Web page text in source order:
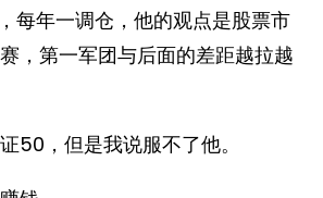
每年一调仓，他的观点是股票市
，第一军团与后面的差距越拉越
50，但是我说服不了他。